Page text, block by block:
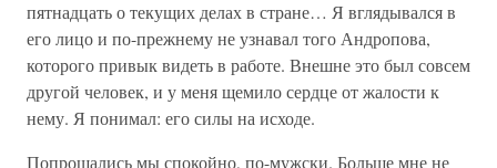
пятнадцать о текущих делах в стране… Я вглядывался в
его лицо и по-прежнему не узнавал того Андропова,
которого привык видеть в работе. Внешне это был совсем
другой человек, и у меня щемило сердце от жалости к
нему. Я понимал: его силы на исходе.
Попрощались мы спокойно, по-мужски. Больше мне не